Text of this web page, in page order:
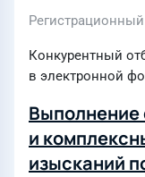
Конкурентный
в электронной
Выполнение
и
изысканий